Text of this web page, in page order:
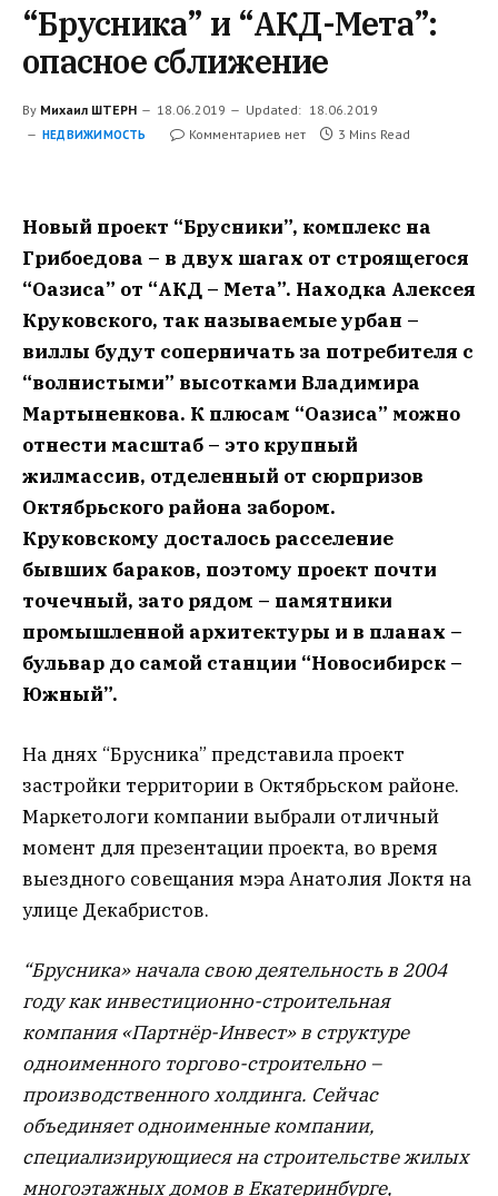
“Брусника” и “АКД-Мета”:
опасное сближение
By Михаил ШТЕРН 18.06.2019 Updated: 18.06.2019
НЕДВИЖИМОСТЬ Комментариев нет 3 Mins Read
Новый проект “Брусники”, комплекс на
Грибоедова – в двух шагах от строящегося
“Оазиса” от “АКД – Мета”. ­Находка Алексея
Круковского, так называемые урбан –
виллы будут соперничать за потребителя с
“волнистыми” высотками Владимира
Мартыненкова. К плюсам “Оазиса” можно
отнести масштаб – это крупный
жилмассив, отделенный от сюрпризов
Октябрьского района забором.
Круковскому досталось расселение
бывших бараков, поэтому проект почти
точечный, зато рядом – памятники
промышленной архитектуры и в планах –
бульвар до самой станции “Новосибирск –
Южный”.
На днях “Брусника” представила проект
застройки территории в Октябрьском районе.
Маркетологи компании выбрали отличный
момент для презентации проекта, во время
выездного совещания мэра Анатолия Локтя на
улице Декабристов.
“Брусника» начала свою деятельность в 2004
году как инвестиционно-строительная
компания «Партнёр-Инвест» в структуре
одноименного торгово-строительно –
производственного холдинга. Сейчас
объединяет одноименные компании,
специализирующиеся на строительстве жилых
многоэтажных домов в Екатеринбурге,